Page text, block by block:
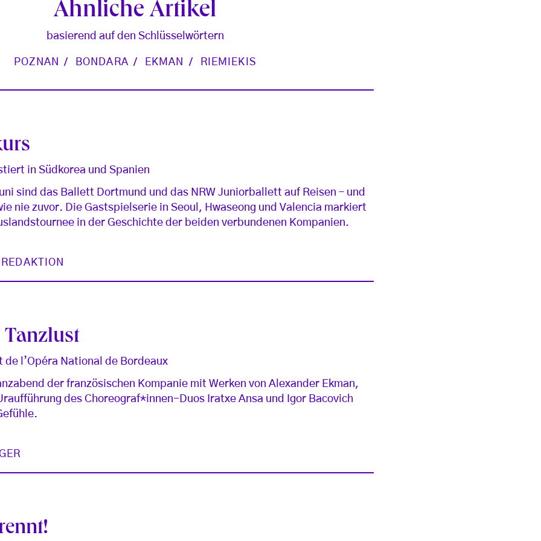
Ähnliche Artikel
basierend auf den Schlüsselwörtern
POZNAN BONDARA EKMAN RIEMIEKIS
in Südkorea und Spanien
sind das Ballett Dortmund und das NRW Juniorballett auf Reisen – und
nie zuvor. Die Gastspielserie in Seoul, Hwaseong und Valencia markiert
in der Geschichte der beiden verbundenen Kompanien.
l’Opéra National de Bordeaux
der französischen Kompanie mit Werken von Alexander Ekman,
des Choreograf*innen-Duos Iratxe Ansa und Igor Bacovich